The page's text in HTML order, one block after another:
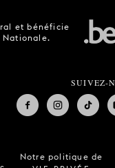
et bénéficie
Nationale.
SUIVEZ-
Notre politique de